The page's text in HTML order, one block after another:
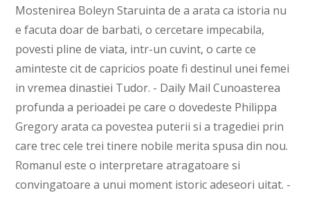
Mostenirea Boleyn Staruinta de a arata ca istoria nu
e facuta doar de barbati, o cercetare impecabila,
povesti pline de viata, intr-un cuvint, o carte ce
aminteste cit de capricios poate fi destinul unei femei
in vremea dinastiei Tudor. - Daily Mail Cunoasterea
profunda a perioadei pe care o dovedeste Philippa
Gregory arata ca povestea puterii si a tragediei prin
care trec cele trei tinere nobile merita spusa din nou.
Romanul este o interpretare atragatoare si
convingatoare a unui moment istoric adeseori uitat. -